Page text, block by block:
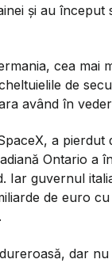
și au
cea mai
de
având în
a
Ontario a
Iar guvernul
de euro
dar